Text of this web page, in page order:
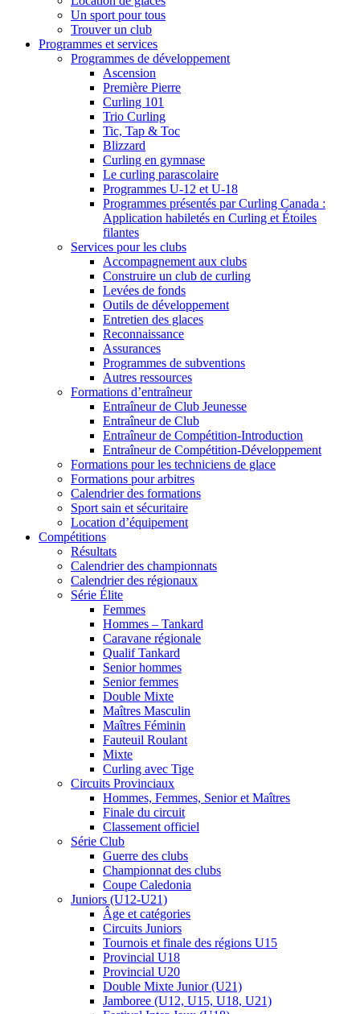
Un sport pour tous
Trouver un club
Programmes et services
Programmes de développement
Ascension
Première Pierre
Curling 101
Trio Curling
Tic, Tap & Toc
Blizzard
Curling en gymnase
Le curling parascolaire
Programmes U-12 et U-18
Programmes présentés par Curling Canada :
Application habiletés en Curling et Étoiles
filantes
Services pour les clubs
Accompagnement aux clubs
Construire un club de curling
Levées de fonds
Outils de développement
Entretien des glaces
Reconnaissance
Assurances
Programmes de subventions
Autres ressources
Formations d’entraîneur
Entraîneur de Club Jeunesse
Entraîneur de Club
Entraîneur de Compétition-Introduction
Entraîneur de Compétition-Développement
Formations pour les techniciens de glace
Formations pour arbitres
Calendrier des formations
Sport sain et sécuritaire
Location d’équipement
Compétitions
Résultats
Calendrier des championnats
Calendrier des régionaux
Série Élite
Femmes
Hommes – Tankard
Caravane régionale
Qualif Tankard
Senior hommes
Senior femmes
Double Mixte
Maîtres Masculin
Maîtres Féminin
Fauteuil Roulant
Mixte
Curling avec Tige
Circuits Provinciaux
Hommes, Femmes, Senior et Maîtres
Finale du circuit
Classement officiel
Série Club
Guerre des clubs
Championnat des clubs
Coupe Caledonia
Juniors (U12-U21)
Âge et catégories
Circuits Juniors
Tournois et finale des régions U15
Provincial U18
Provincial U20
Double Mixte Junior (U21)
Jamboree (U12, U15, U18, U21)